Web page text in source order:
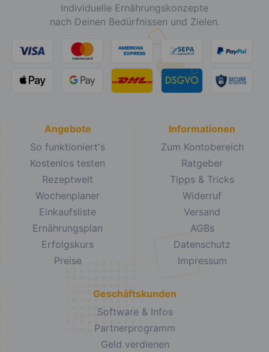
Individuelle Ernährungskonzepte
nach Deinen Bedürfnissen und Zielen.
Angebote
So funktioniert's
Kostenlos testen
Rezeptwelt
Wochenplaner
Einkaufsliste
Ernährungsplan
Erfolgskurs
Preise
Informationen
Zum Kontobereich
Ratgeber
Tipps & Tricks
Widerruf
Versand
AGBs
Datenschutz
Impressum
Geschäftskunden
Software & Infos
Partnerprogramm
Geld verdienen